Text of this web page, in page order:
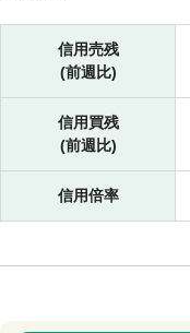
信用売残
(前週比)
信用買残
(前週比)
信用倍率